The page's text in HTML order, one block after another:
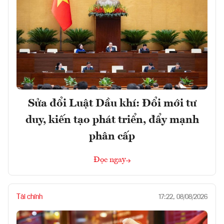
Sửa đổi Luật Dầu khí: Đổi mới tư
duy, kiến tạo phát triển, đẩy mạnh
phân cấp
Đọc ngay
Tài chính 17:22, 08/08/2026